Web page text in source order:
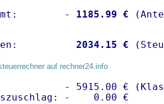
-
1185.99 €
2034.15 €
auf rechner24.info
- 5915.00 €
-    0.00 €